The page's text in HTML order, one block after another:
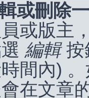
或刪除
或版主
編輯按
間內)
在文章